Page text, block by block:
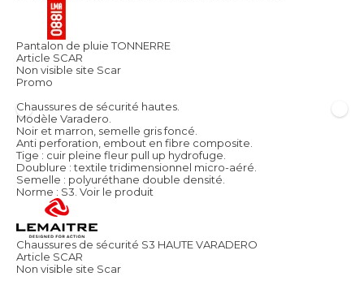
Pantalon de pluie TONNERRE
Article SCAR
Non visible site Scar
Promo
Chaussures de sécurité hautes.
Modèle Varadero.
Noir et marron, semelle gris foncé.
Anti perforation, embout en fibre composite.
Tige : cuir pleine fleur pull up hydrofuge.
Doublure : textile tridimensionnel micro-aéré.
Semelle : polyuréthane double densité.
Norme : S3. Voir le produit
Chaussures de sécurité S3 HAUTE VARADERO
Article SCAR
Non visible site Scar